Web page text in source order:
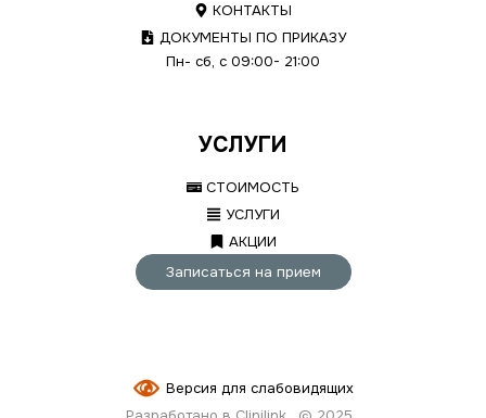
КОНТАКТЫ
ДОКУМЕНТЫ ПО ПРИКАЗУ
Пн- сб, с 09:00- 21:00
УСЛУГИ
СТОИМОСТЬ
УСЛУГИ
АКЦИИ
Записаться на прием
Версия для слабовидящих